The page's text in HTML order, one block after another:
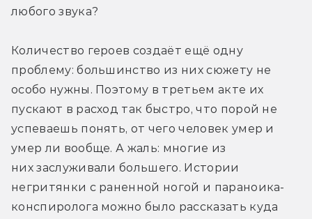
любого звука?
Количество героев создаёт ещё одну
проблему: большинство из них сюжету не
особо нужны. Поэтому в третьем акте их
пускают в расход так быстро, что порой не
успеваешь понять, от чего человек умер и
умер ли вообще. А жаль: многие из
них заслуживали большего. Истории
негритянки с раненной ногой и параноика-
конспиролога можно было рассказать куда